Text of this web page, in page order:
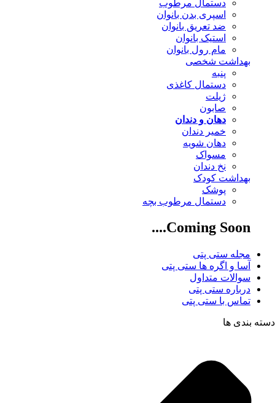
دستمال مرطوب
اسپری بدن بانوان
ضد تعریق بانوان
استیک بانوان
مام رول بانوان
بهداشت شخصی
پنبه
دستمال کاغذی
ژیلت
صابون
دهان و دندان
خمیر دندان
دهان شویه
مسواک
نخ دندان
بهداشت کودک
پوشک
دستمال مرطوب بچه
Coming Soon....
مجله ستی پتی
آسا و اگره ها ستی پتی
سوالات متداول
درباره ستی پتی
تماس با ستی پتی
دسته بندی ها